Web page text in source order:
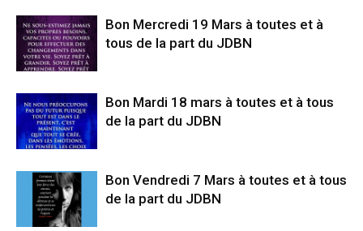
Bon Mercredi 19 Mars à toutes et à
tous de la part du JDBN
Bon Mardi 18 mars à toutes et à tous
de la part du JDBN
Bon Vendredi 7 Mars à toutes et à tous
de la part du JDBN